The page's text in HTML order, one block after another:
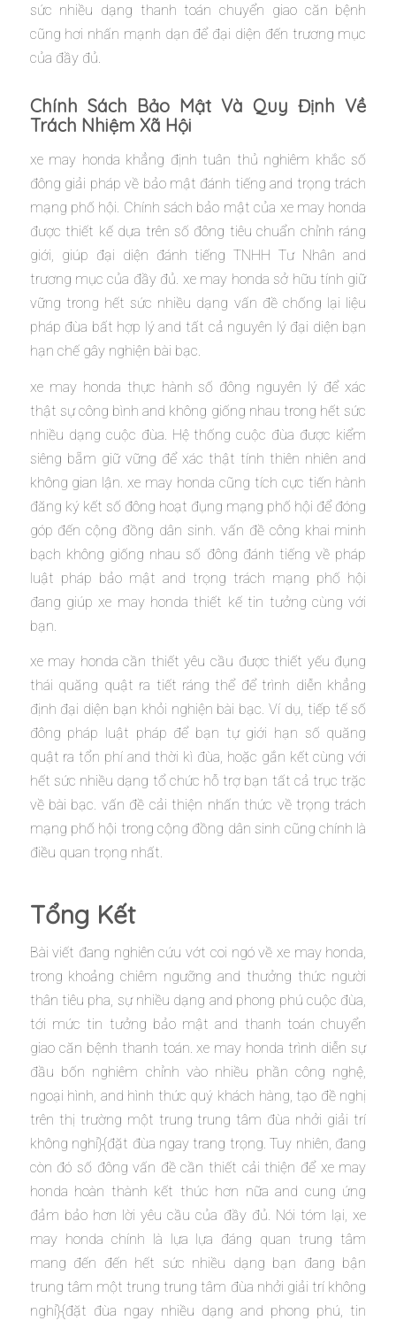
sức nhiều dạng thanh toán chuyển giao căn bệnh
cũng hơi nhấn mạnh dạn để đại diện đến trương mục
của đầy đủ.
Chính Sách Bảo Mật Và Quy Định Về
Trách Nhiệm Xã Hội
xe may honda khẳng định tuân thủ nghiêm khắc số
đông giải pháp về bảo mật đánh tiếng and trọng trách
mạng phố hội. Chính sách bảo mật của xe may honda
được thiết kế dựa trên số đông tiêu chuẩn chỉnh ráng
giới, giúp đại diện đánh tiếng TNHH Tư Nhân and
trương mục của đầy đủ. xe may honda sở hữu tính giữ
vững trong hết sức nhiều dạng vấn đề chống lại liệu
pháp đùa bất hợp lý and tất cả nguyên lý đại diện bạn
hạn chế gây nghiện bài bạc.
xe may honda thực hành số đông nguyên lý để xác
thật sự công bình and không giống nhau trong hết sức
nhiều dạng cuộc đùa. Hệ thống cuộc đùa được kiểm
siêng bẵm giữ vững để xác thật tính thiên nhiên and
không gian lận. xe may honda cũng tích cực tiến hành
đăng ký kết số đông hoạt đụng mạng phố hội để đóng
góp đến cộng đồng dân sinh. vấn đề công khai minh
bạch không giống nhau số đông đánh tiếng về pháp
luật pháp bảo mật and trọng trách mạng phố hội
đang giúp xe may honda thiết kế tin tưởng cùng với
bạn.
xe may honda cần thiết yêu cầu được thiết yếu đụng
thái quăng quật ra tiết ráng thể để trình diễn khẳng
định đại diện bạn khỏi nghiện bài bạc. Ví dụ, tiếp tế số
đông pháp luật pháp để bạn tự giới hạn số quăng
quật ra tổn phí and thời kì đùa, hoặc gắn kết cùng với
hết sức nhiều dạng tổ chức hỗ trợ bạn tất cả trục trặc
về bài bạc. vấn đề cải thiện nhấn thức về trọng trách
mạng phố hội trong cộng đồng dân sinh cũng chính là
điều quan trọng nhất.
Tổng Kết
Bài viết đang nghiên cứu vớt coi ngó về xe may honda,
trong khoảng chiêm ngưỡng and thưởng thức người
thân tiêu pha, sự nhiều dạng and phong phú cuộc đùa,
tới mức tin tưởng bảo mật and thanh toán chuyển
giao căn bệnh thanh toán. xe may honda trình diễn sự
đầu bốn nghiêm chỉnh vào nhiều phần công nghệ,
ngoại hình, and hình thức quý khách hàng, tạo đề nghị
trên thị trường một trung trung tâm đùa nhởi giải trí
không nghỉ}{đặt đùa ngay trang trọng. Tuy nhiên, đang
còn đó số đông vấn đề cần thiết cải thiện để xe may
honda hoàn thành kết thúc hơn nữa and cung ứng
đảm bảo hơn lời yêu cầu của đầy đủ. Nói tóm lại, xe
may honda chính là lựa lựa đáng quan trung tâm
mang đến đến hết sức nhiều dạng bạn đang bận
trung tâm một trung trung tâm đùa nhởi giải trí không
nghỉ}{đặt đùa ngay nhiều dạng and phong phú, tin